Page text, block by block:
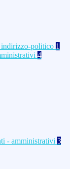
politico 1
4
- amministrativi 3